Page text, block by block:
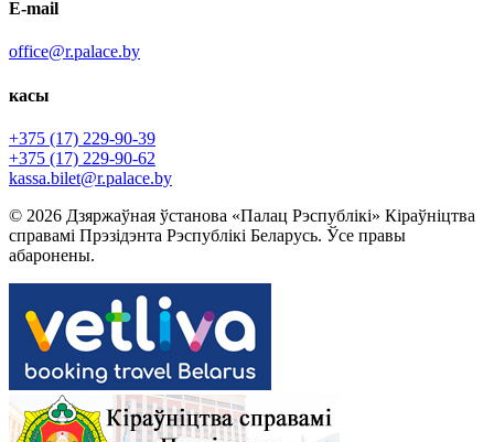
E-mail
office@r.palace.by
касы
+375 (17) 229-90-39
+375 (17) 229-90-62
kassa.bilet@r.palace.by
© 2026 Дзяржаўная ўстанова «Палац Рэспублікі» Кіраўніцтва
справамі Прэзідэнта Рэспублікі Беларусь. Ўсе правы
абаронены.